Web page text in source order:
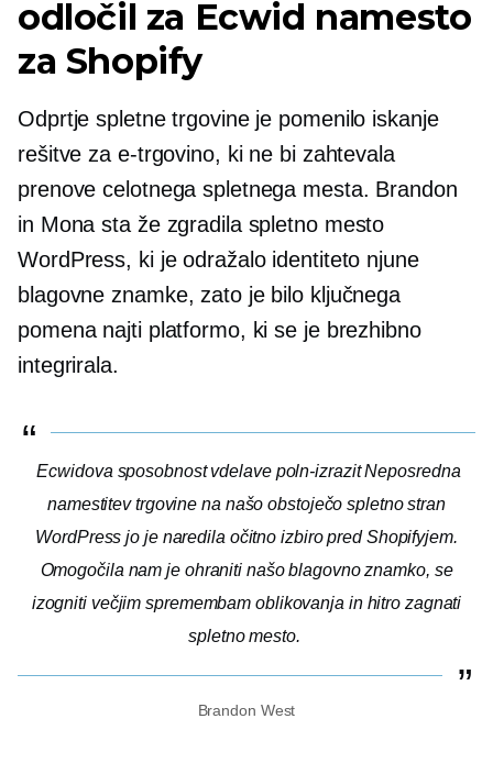
odločil za Ecwid namesto
za Shopify
Odprtje spletne trgovine je pomenilo iskanje
rešitve za e-trgovino, ki ne bi zahtevala
prenove celotnega spletnega mesta. Brandon
in Mona sta že zgradila spletno mesto
WordPress, ki je odražalo identiteto njune
blagovne znamke, zato je bilo ključnega
pomena najti platformo, ki se je brezhibno
integrirala.
Ecwidova sposobnost vdelave poln-izrazitNeposredna
namestitev trgovine na našo obstoječo spletno stran
WordPress jo je naredila očitno izbiro pred Shopifyjem.
Omogočila nam je ohraniti našo blagovno znamko, se
izogniti večjim spremembam oblikovanja in hitro zagnati
spletno mesto.
Brandon West